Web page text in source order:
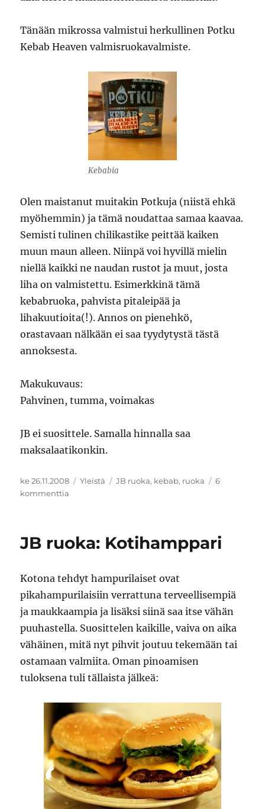
Tänään mikrossa valmistui herkullinen Potku
Kebab Heaven valmisruokavalmiste.
Kebabia
Olen maistanut muitakin Potkuja (niistä ehkä
myöhemmin) ja tämä noudattaa samaa kaavaa.
Semisti tulinen chilikastike peittää kaiken
muun maun alleen. Niinpä voi hyvillä mielin
niellä kaikki ne naudan rustot ja muut, josta
liha on valmistettu. Esimerkkinä tämä
kebabruoka, pahvista pitaleipää ja
lihakuutioita(!). Annos on pienehkö,
orastavaan nälkään ei saa tyydytystä tästä
annoksesta.
Makukuvaus:
Pahvinen, tumma, voimakas
JB ei suosittele. Samalla hinnalla saa
maksalaatikonkin.
Julkaistu
ke 26.11.2008 Kategoriat
Yleistä Avainsanat
JB ruoka, kebab, ruoka
6
kommenttia
Potku
JB ruoka: Kotihamppari
Kotona tehdyt hampurilaiset ovat
pikahampurilaisiin verrattuna terveellisempiä
ja maukkaampia ja lisäksi siinä saa itse vähän
puuhastella. Suosittelen kaikille, vaiva on aika
vähäinen, mitä nyt pihvit joutuu tekemään tai
ostamaan valmiita. Oman pinoamisen
tuloksena tuli tällaista jälkeä: